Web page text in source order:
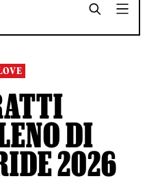
SHARE
SHARE
DI
2026